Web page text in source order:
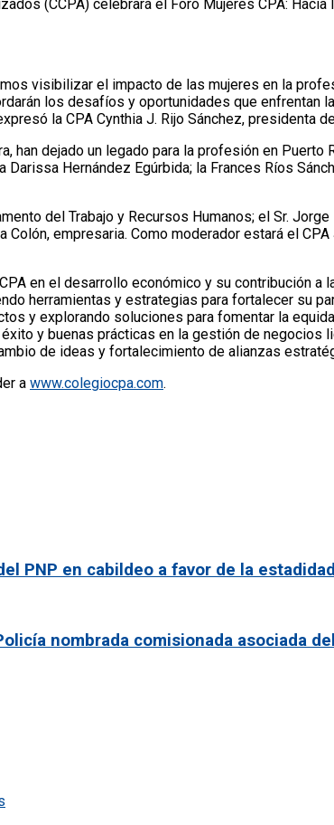
(CCPA) celebrará el Foro Mujeres CPA:
visibilizar el impacto de las mujeres en la
los desafíos y oportunidades que enfrentan
la CPA Cynthia J. Rijo Sánchez, presidenta
han dejado un legado para la profesión en
Hernández Egúrbida; la Frances Ríos
del Trabajo y Recursos Humanos; el Sr.
empresaria. Como moderador estará el
en el desarrollo económico y su contribución
herramientas y estrategias para fortalecer su
y explorando soluciones para fomentar la
y buenas prácticas en la gestión de negocios
de ideas y fortalecimiento de alianzas
a www.colegiocpa.com.
PNP en cabildeo a favor de la estadidad
nombrada comisionada asociada